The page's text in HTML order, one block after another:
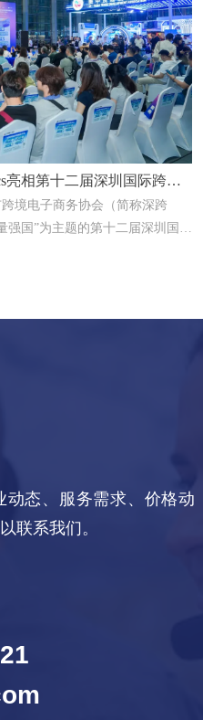
态、服务需求、价格动
联系我们。
亮相第十二届深圳国际跨境
的发展"主题分享！ | TRU
境电子商务协会（简称深跨
强国”为主题的第十二届深圳国际
出口交易会（简称深圳跨博
6月18日）组团过来打卡，让你